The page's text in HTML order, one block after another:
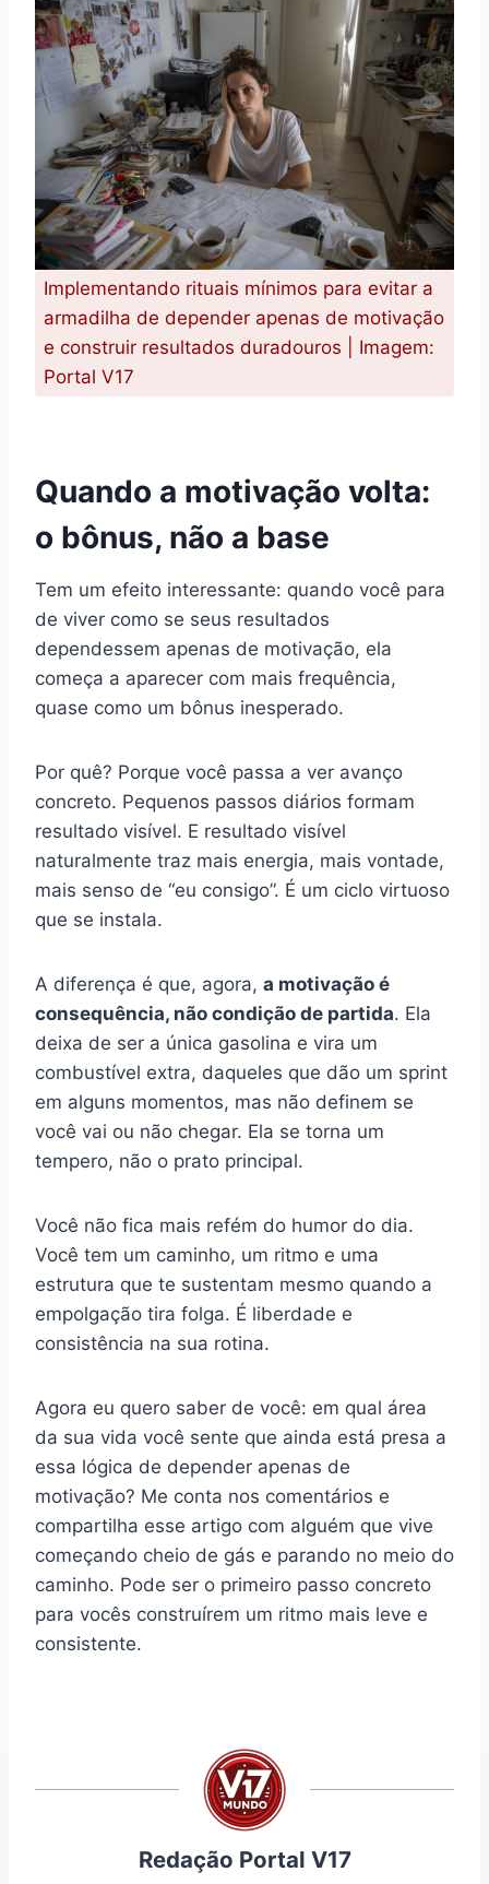
Implementando rituais mínimos para evitar a
armadilha de depender apenas de motivação
e construir resultados duradouros | Imagem:
Portal V17
Quando a motivação volta:
o bônus, não a base
Tem um efeito interessante: quando você para
de viver como se seus resultados
dependessem apenas de motivação, ela
começa a aparecer com mais frequência,
quase como um bônus inesperado.
Por quê? Porque você passa a ver avanço
concreto. Pequenos passos diários formam
resultado visível. E resultado visível
naturalmente traz mais energia, mais vontade,
mais senso de “eu consigo”. É um ciclo virtuoso
que se instala.
A diferença é que, agora, a motivação é
consequência, não condição de partida. Ela
deixa de ser a única gasolina e vira um
combustível extra, daqueles que dão um sprint
em alguns momentos, mas não definem se
você vai ou não chegar. Ela se torna um
tempero, não o prato principal.
Você não fica mais refém do humor do dia.
Você tem um caminho, um ritmo e uma
estrutura que te sustentam mesmo quando a
empolgação tira folga. É liberdade e
consistência na sua rotina.
Agora eu quero saber de você: em qual área
da sua vida você sente que ainda está presa a
essa lógica de depender apenas de
motivação? Me conta nos comentários e
compartilha esse artigo com alguém que vive
começando cheio de gás e parando no meio do
caminho. Pode ser o primeiro passo concreto
para vocês construírem um ritmo mais leve e
consistente.
Redação Portal V17